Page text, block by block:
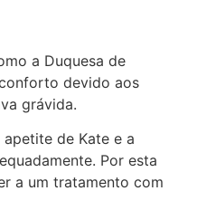
a Duquesa de
devido aos
grávida.
de Kate e a
Por esta
a um tratamento com